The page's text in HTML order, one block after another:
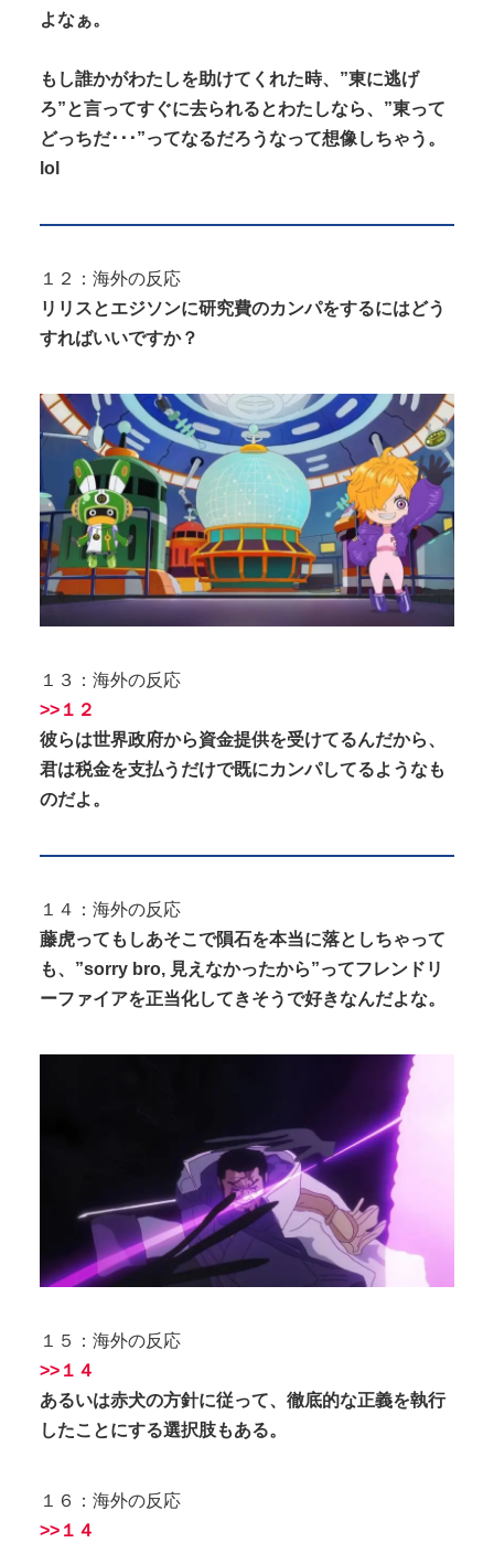
よなぁ。
もし誰かがわたしを助けてくれた時、”東に逃げ
ろ”と言ってすぐに去られるとわたしなら、”東って
どっちだ･･･”ってなるだろうなって想像しちゃう。
lol
１２：海外の反応
リリスとエジソンに研究費のカンパをするにはどう
すればいいですか？
１３：海外の反応
>>１２
彼らは世界政府から資金提供を受けてるんだから、
君は税金を支払うだけで既にカンパしてるようなも
のだよ。
１４：海外の反応
藤虎ってもしあそこで隕石を本当に落としちゃって
も、”sorry bro, 見えなかったから”ってフレンドリ
ーファイアを正当化してきそうで好きなんだよな。
１５：海外の反応
>>１４
あるいは赤犬の方針に従って、徹底的な正義を執行
したことにする選択肢もある。
１６：海外の反応
>>１４